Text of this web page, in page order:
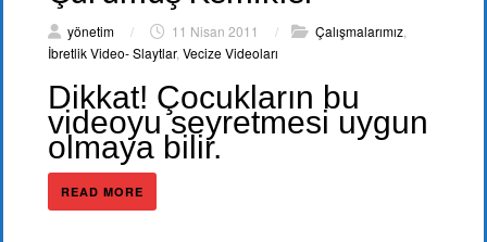
yönetim / 11 Nisan 2011 / Çalışmalarımız
İbretlik Video- Slaytlar, Vecize Videoları
Dikkat! Çocukların bu
videoyu seyretmesi uygun
olmaya bilir.
READ MORE